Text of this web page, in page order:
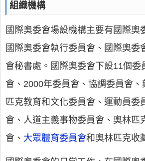
組織機構
國際奧委會場設機構主要有國際奧
國際奧委會執行委員會、國際奧委
會秘書處。國際奧委會下設11個委
會、2000年委員會、協調委員會
匹克教育和文化委員會、運動員委
會、人道主義事物委員會、奧林匹
會、 大眾體育委員會和奧林匹克收